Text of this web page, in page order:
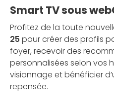
Smart TV sous
Profitez de la toute
25 pour créer des profils
foyer, recevoir des
personnalisées selon vos
visionnage et bénéficier
repensée.